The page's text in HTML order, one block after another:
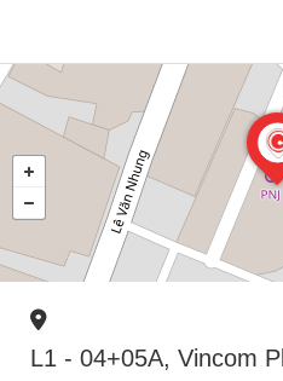
L1 - 04+05A, Vincom